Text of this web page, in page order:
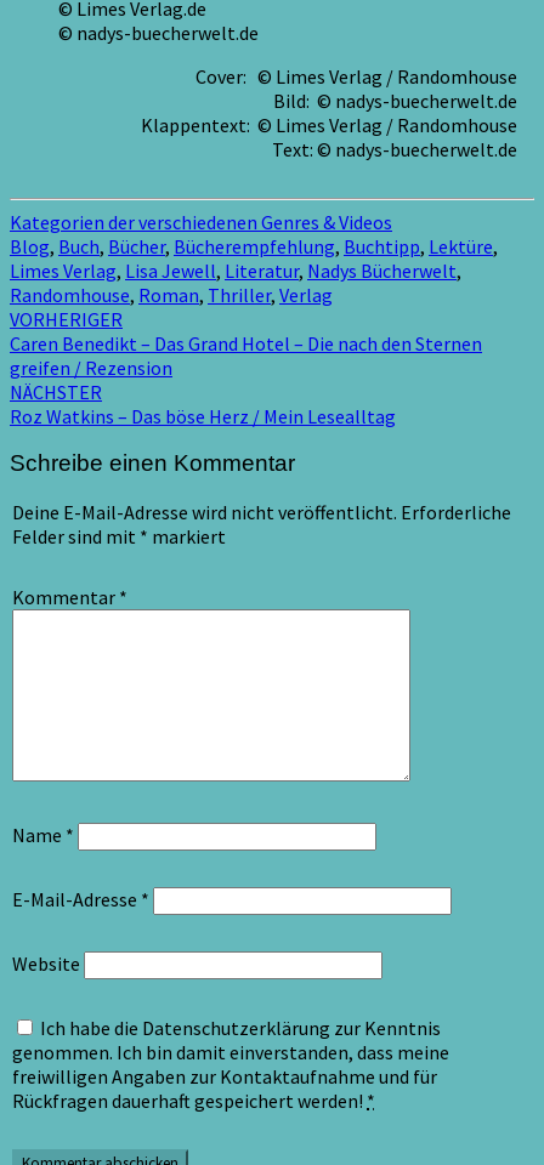
© Limes Verlag.de
© nadys-buecherwelt.de
Cover: © Limes Verlag / Randomhouse
Bild: © nadys-buecherwelt.de
Klappentext: © Limes Verlag / Randomhouse
Text: © nadys-buecherwelt.de
Kategorien der verschiedenen Genres & Videos
Blog, Buch, Bücher, Bücherempfehlung, Buchtipp, Lektüre,
Limes Verlag, Lisa Jewell, Literatur, Nadys Bücherwelt,
Randomhouse, Roman, Thriller, Verlag
Beitragsnavigation
VORHERIGER
Caren Benedikt – Das Grand Hotel – Die nach den Sternen
greifen / Rezension
NÄCHSTER
Roz Watkins – Das böse Herz / Mein Lesealltag
Schreibe einen Kommentar
Deine E-Mail-Adresse wird nicht veröffentlicht. Erforderliche
Felder sind mit * markiert
Kommentar *
Name *
E-Mail-Adresse *
Website
Ich habe die Datenschutzerklärung zur Kenntnis
genommen. Ich bin damit einverstanden, dass meine
freiwilligen Angaben zur Kontaktaufnahme und für
Rückfragen dauerhaft gespeichert werden! *